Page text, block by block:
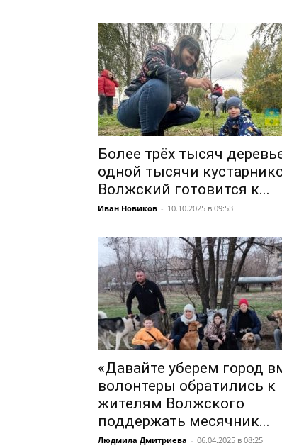
Более трёх тысяч
одной тысячи
Волжский готовится к...
Иван Новиков - 10.10.2025 в 09:53
«Давайте уберем город
волонтеры обратились к
жителям Волжского
поддержать месячник...
Людмила Дмитриева - 06.04.2025 в 08:25